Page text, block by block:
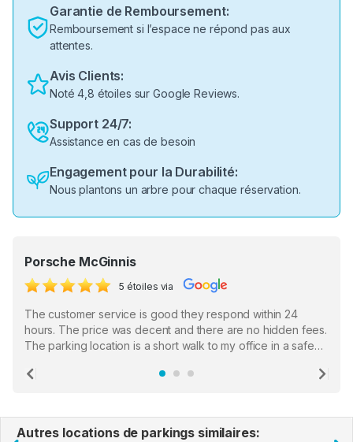
Garantie de Remboursement:
Remboursement si l’espace ne répond pas aux
attentes.
Avis Clients:
Noté 4,8 étoiles sur Google Reviews.
Support 24/7:
Assistance en cas de besoin
Engagement pour la Durabilité:
Nous plantons un arbre pour chaque réservation.
Porsche McGinnis
5 étoiles via
The customer service is good they respond within 24
hours. The price was decent and there are no hidden fees.
The parking location is a short walk to my office in a safe
the staff who serve as a third party in distributing the
Previous
Autres locations de parkings similaires: